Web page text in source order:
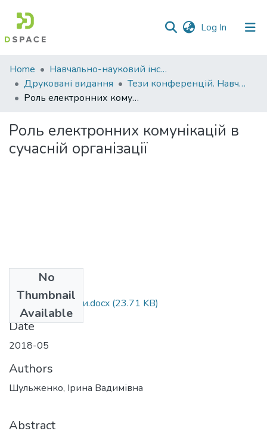
Log In (current)
Communities
&
Collections
Statistics
Home
Навчально-науковий інститут економіки, управління, права та інформаційних технологій
Друковані видання
Тези конференцій. Навчально-науковий інститут економіки, управління, права та інформаційних технологій
Роль електронних комунікацій в сучасній організації
Роль електронних комунікацій в
сучасній організації
No
Thumbnail
Available
Шульженко_тези.docx (23.71 KB)
Date
2018-05
Authors
Шульженко, Ірина Вадимівна
Abstract